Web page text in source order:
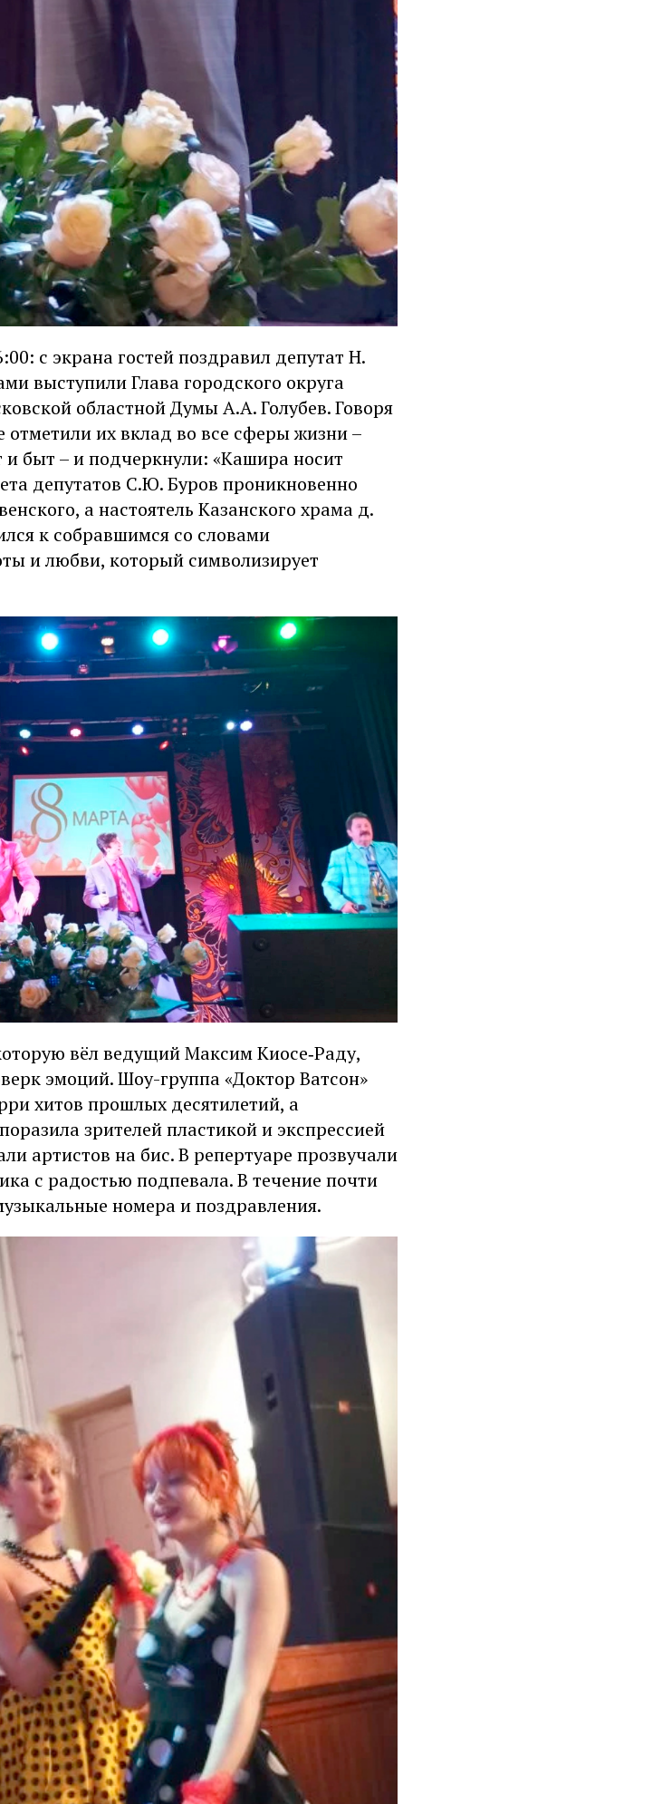
с экрана гостей поздравил депутат Н.
выступили Глава городского округа
областной Думы А.А. Голубев. Говоря
их вклад во все сферы жизни –
и быт – и подчеркнули: «Кашира носит
депутатов С.Ю. Буров проникновенно
а настоятель Казанского храма д.
к собравшимся со словами
и любви, который символизирует
вёл ведущий Максим Киосе‑Раду,
эмоций. Шоу-группа «Доктор Ватсон»
хитов прошлых десятилетий, а
зрителей пластикой и экспрессией
артистов на бис. В репертуаре прозвучали
с радостью подпевала. В течение почти
номера и поздравления.